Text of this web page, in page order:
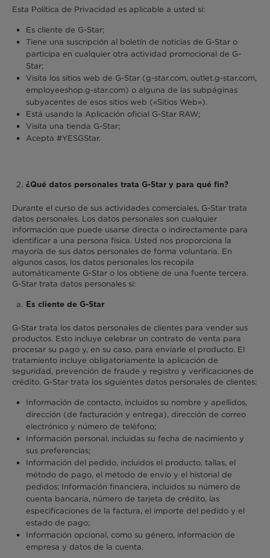
Esta Política de Privacidad es aplicable a usted si:
Es cliente de G-Star;
Tiene una suscripción al boletín de noticias de G-Star o
participa en cualquier otra actividad promocional de G-
Star;
Visita los sitios web de G-Star (g-star.com, outlet.g-star.com,
employeeshop.g-star.com) o alguna de las subpáginas
subyacentes de esos sitios web («Sitios Web»).
Está usando la Aplicación oficial G-Star RAW;
Visita una tienda G-Star;
Acepta #YESGStar.
¿Qué datos personales trata G-Star y para qué fin?
Durante el curso de sus actividades comerciales, G-Star trata
datos personales. Los datos personales son cualquier
información que puede usarse directa o indirectamente para
identificar a una persona física. Usted nos proporciona la
mayoría de sus datos personales de forma voluntaria. En
algunos casos, los datos personales los recopila
automáticamente G-Star o los obtiene de una fuente tercera.
G-Star trata datos personales si:
Es cliente de G-Star
G-Star trata los datos personales de clientes para vender sus
productos. Esto incluye celebrar un contrato de venta para
procesar su pago y, en su caso, para enviarle el producto. El
tratamiento incluye obligatoriamente la aplicación de
seguridad, prevención de fraude y registro y verificaciones de
crédito. G-Star trata los siguientes datos personales de clientes:
Información de contacto, incluidos su nombre y apellidos,
dirección (de facturación y entrega), dirección de correo
electrónico y número de teléfono;
Información personal, incluidas su fecha de nacimiento y
sus preferencias;
Información del pedido, incluidos el producto, tallas, el
método de pago, el método de envío y el historial de
pedidos; Información financiera, incluidos su número de
cuenta bancaria, número de tarjeta de crédito, las
especificaciones de la factura, el importe del pedido y el
estado de pago;
Información opcional, como su género, información de
empresa y datos de la cuenta.